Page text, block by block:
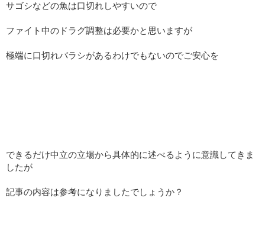
サゴシなどの魚は口切れしやすいので
ファイト中のドラグ調整は必要かと思いますが
極端に口切れバラシがあるわけでもないのでご安心を
できるだけ中立の立場から具体的に述べるように意識してきま
したが
記事の内容は参考になりましたでしょうか？